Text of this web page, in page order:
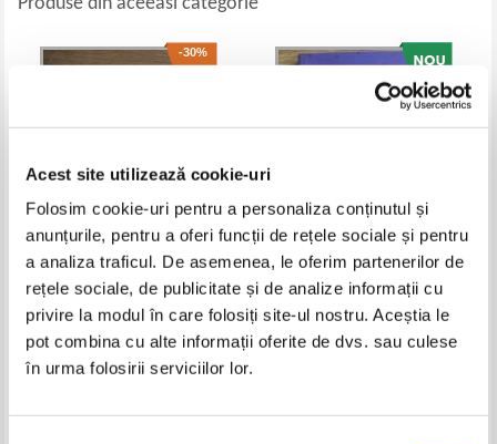
Acest site utilizează cookie-uri
Folosim cookie-uri pentru a personaliza conținutul și
anunțurile, pentru a oferi funcții de rețele sociale și pentru
a analiza traficul. De asemenea, le oferim partenerilor de
rețele sociale, de publicitate și de analize informații cu
privire la modul în care folosiți site-ul nostru. Aceștia le
pot combina cu alte informații oferite de dvs. sau culese
în urma folosirii serviciilor lor.
-30%
Irina Nicolae - In tara lui
dovlecel
Heather Dyer - Baiatul din cutia
de biscuiti